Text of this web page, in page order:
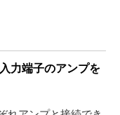
力端子のアンプを